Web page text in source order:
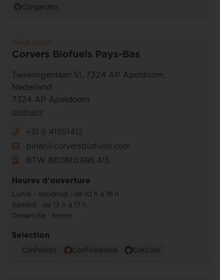
Corgarden
Siège social
Corvers Biofuels Pays-Bas
Tweelingenlaan 51, 7324 AP Apeldoorn,
Nederland
7324 AP Apeldoorn
Itinéraire
+31 6 41951412
pinar@corversbiofuels.com
BTW BE0810.695.415
Heures d'ouverture
Lundi - vendredi : de 10 h à 18 h
Samedi : de 13 h à 17 h
Dimanche : fermé
Selection
CorPellets CorFirewood CorCoal